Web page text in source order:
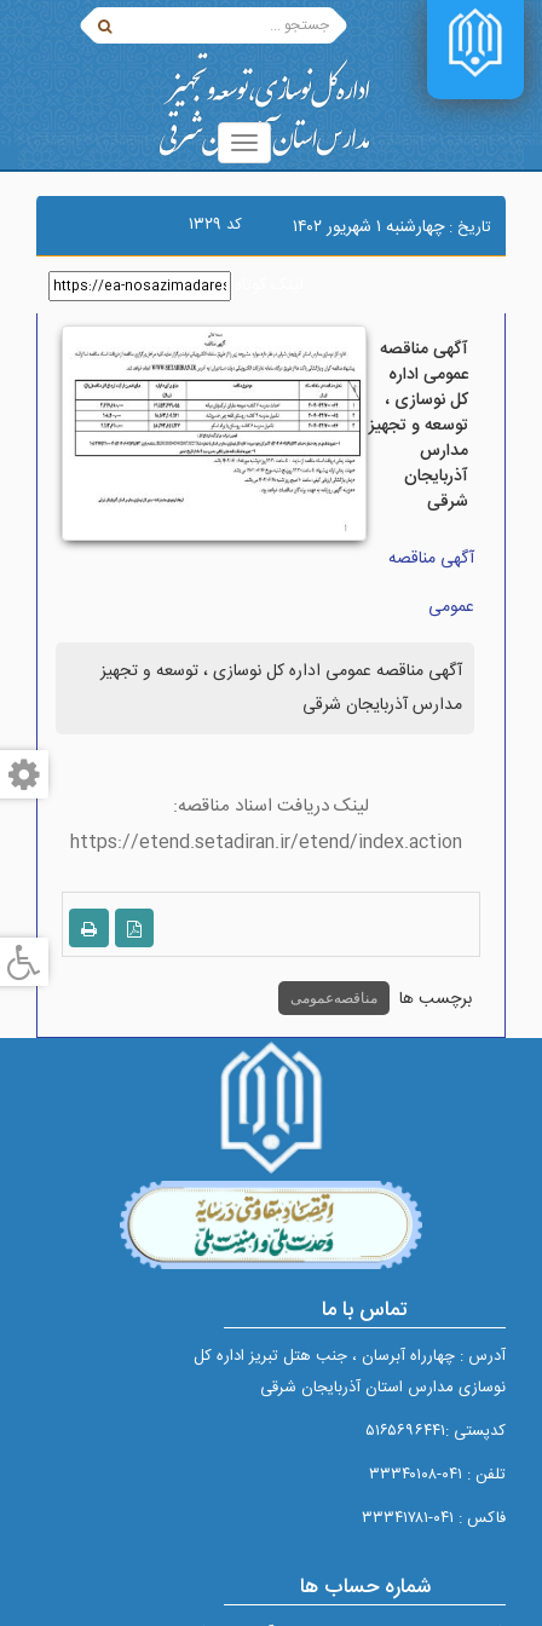
تاریخ :چهارشنبه ۱ شهريور ۱۴۰۲ کد ۱۳۲۹
آگهی مناقصه
عمومی اداره
کل نوسازی ،
توسعه و تجهیز
مدارس
آذربایجان
شرقی
آگهی مناقصه
عمومی
آگهی مناقصه عمومی اداره کل نوسازی ، توسعه و تجهیز
مدارس آذربایجان شرقی
لینک دریافت اسناد مناقصه:
https://etend.setadiran.ir/etend/index.action
برچسب ها مناقصه عمومی
تماس با ما
آدرس : چهارراه آبرسان ، جنب هتل تبریز اداره کل
نوسازی مدارس استان آذربایجان شرقی
کدپستی :۵۱۶۵۶۹۶۴۴۱
تلفن : ۰۴۱-۳۳۳۴۰۱۰۸
فاکس : ۰۴۱-۳۳۳۴۱۷۸۱
شماره حساب ها